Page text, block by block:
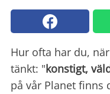
Hur ofta har du,
tänkt: "konstigt,
på vår Planet finns